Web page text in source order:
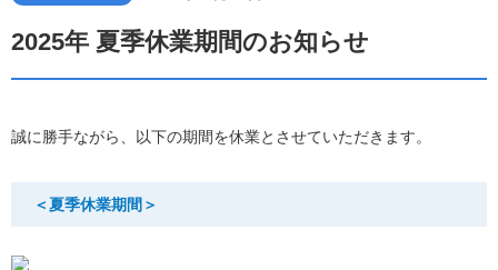
2025年 夏季休業期間のお知らせ
誠に勝手ながら、以下の期間を休業とさせていただきます。
＜夏季休業期間＞